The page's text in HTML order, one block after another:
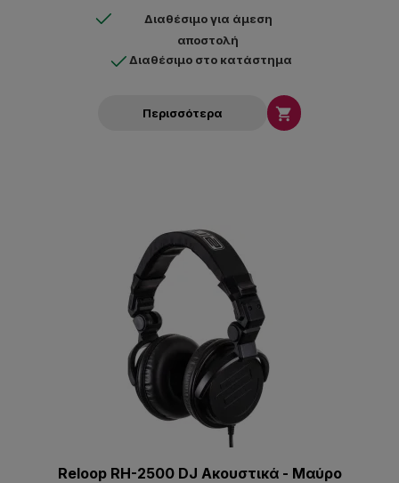
Διαθέσιμο για άμεση
αποστολή
Διαθέσιμο στο κατάστημα
Περισσότερα 
Reloop RH-2500 DJ Aκουστικά - Μαύρο